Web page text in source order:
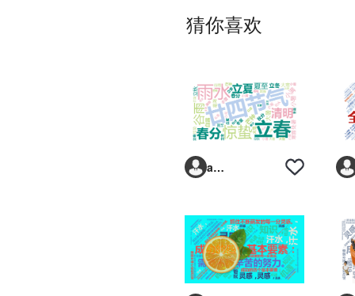
猜你喜欢
avbqt7